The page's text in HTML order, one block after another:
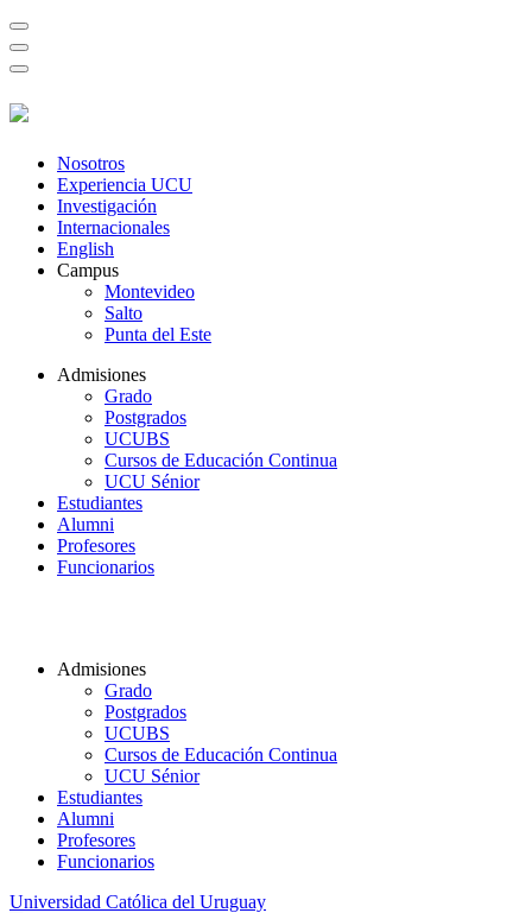
Nosotros
Experiencia UCU
Investigación
Internacionales
English
Campus
Montevideo
Salto
Punta del Este
Admisiones
Grado
Postgrados
UCUBS
Cursos de Educación Continua
UCU Sénior
Estudiantes
Alumni
Profesores
Funcionarios
Admisiones
Grado
Postgrados
UCUBS
Cursos de Educación Continua
UCU Sénior
Estudiantes
Alumni
Profesores
Funcionarios
Universidad Católica del Uruguay